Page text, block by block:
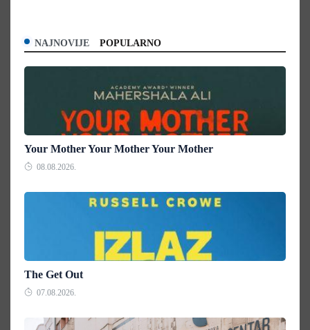
NAJNOVIJE POPULARNO
Your Mother Your Mother Your Mother
08.08.2026.
The Get Out
07.08.2026.